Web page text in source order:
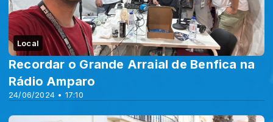
Local
24/06/2024 • 17:10
Recordar o Grande Arraial de Benfica na
Rádio Amparo